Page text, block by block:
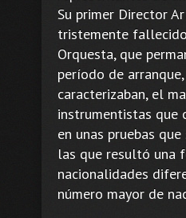
Su primer Director
tristemente
Orquesta, que
período de
caracterizaban, el
instrumentistas que
en unas pruebas
las que resultó una
nacionalidades
número mayor de